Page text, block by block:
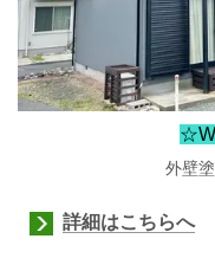
外壁
詳細はこちらへ